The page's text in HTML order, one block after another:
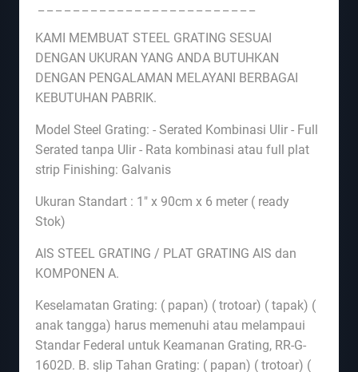
KAMI MEMBUAT STEEL GRATING SESUAI
DENGAN UKURAN YANG ANDA BUTUHKAN
DENGAN PENGALAMAN MELAYANI BERBAGAI
KEBUTUHAN PABRIK.
Model Steel Grating: - Serated Kombinasi Ulir - Full
Serated tanpa Ulir - Rata kombinasi atau full plat
strip Finishing: Galvanis
Ukuran Standart : 1" x 90cm x 6 meter ( ready
Stok)
AIS STEEL GRATING / PLAT GRATING AIS dan
KOMPONEN A.
Keselamatan Grating: ( papan) ( trotoar) ( tapak) (
anak tangga) harus memenuhi atau melampaui
Standar Federal untuk Keamanan Grating, RR-G-
1602D. B. slip Tahan Grating: ( papan) ( trotoar) (